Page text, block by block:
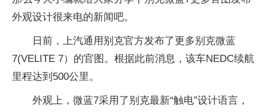
外观设计很来电的新闻吧。
日前，上汽通用别克官方发布了更多别克微蓝
7(VELITE 7）的官图。根据此前消息，该车NEDC续航
里程达到500公里。
外观上，微蓝7采用了别克最新“触电”设计语言，